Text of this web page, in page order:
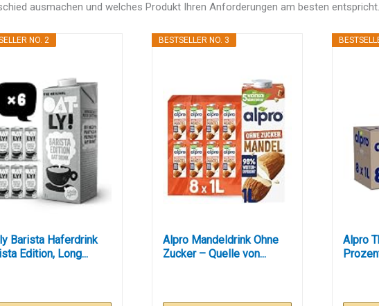
ausmachen und welches Produkt Ihren Anforderungen am besten entspricht.
NO. 2
Barista Haferdrink
Edition, Long...
BESTSELLER NO. 3
Alpro Mandeldrink Ohne
Zucker – Quelle von...
Alpro